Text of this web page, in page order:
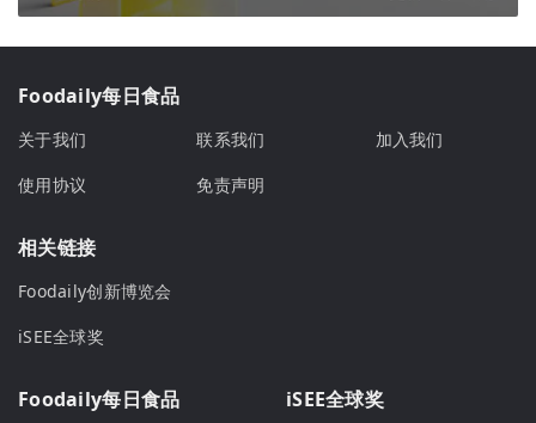
Foodaily每日食品
关于我们 联系我们
加入我们
使用协议
免责声明
相关链接
Foodaily创新博览会
iSEE全球奖
Foodaily每日食品 iSEE全球奖